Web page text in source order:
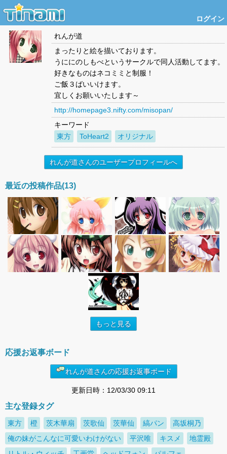
ログイン
れんが道
まったりと絵を描いております。
うににのしもべというサークルで同人活動してます。
好きなものはネコミミと制服！
ご飯３ばいいけます。
宜しくお願いいたします～
http://homepage3.nifty.com/misopan/
キーワード
東方
ToHeart2 オリジナル
れんが道さんのユーザープロフィールへ
最近の投稿作品(13)
もっと見る
応援お返事ボード
れんが道さんの応援お返事ボード
更新日時：12/03/30 09:11
主な登録タグ
東方 橙 茨木華扇 茨歌仙 茨華仙 縞パン
高坂桐乃
俺の妹がこんなに可愛いわけがない
平沢唯 キスメ
地霊殿